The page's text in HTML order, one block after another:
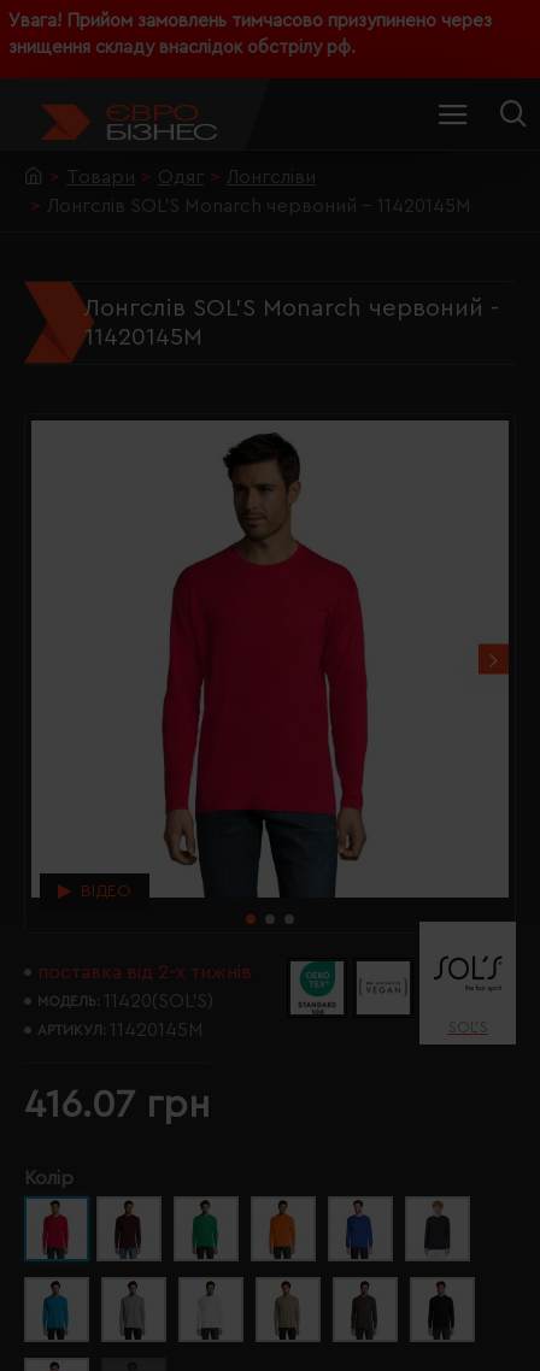
Увага! Прийом замовлень тимчасово призупинено через
знищення складу внаслідок обстрілу рф.
Товари Одяг
Лонгсліви
Лонгслів SOL'S Monarch червоний - 11420145M
Лонгслів SOL'S Monarch червоний -
11420145M
ВІДЕО
поставка від 2-х тижнів
МОДЕЛЬ: 11420(SOL’S)
АРТИКУЛ: 11420145M SOL’S
416.07 грн
Колір